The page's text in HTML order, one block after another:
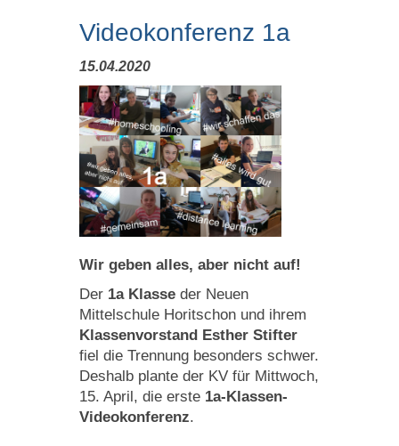
Videokonferenz 1a
15.04.2020
Wir geben alles, aber nicht auf!
Der 1a Klasse der Neuen
Mittelschule Horitschon und ihrem
Klassenvorstand Esther Stifter
fiel die Trennung besonders schwer.
Deshalb plante der KV für Mittwoch,
15. April, die erste 1a-Klassen-
Videokonferenz.